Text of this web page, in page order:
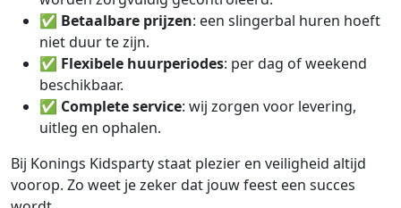
✅ Betaalbare prijzen: een slingerbal huren hoeft
niet duur te zijn.
✅ Flexibele huurperiodes: per dag of weekend
beschikbaar.
✅ Complete service: wij zorgen voor levering,
uitleg en ophalen.
Bij Konings Kidsparty staat plezier en veiligheid altijd
voorop. Zo weet je zeker dat jouw feest een succes